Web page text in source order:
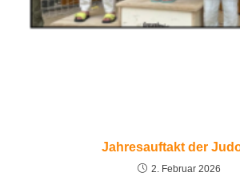
Jahresauftakt der
2. Februar 2026